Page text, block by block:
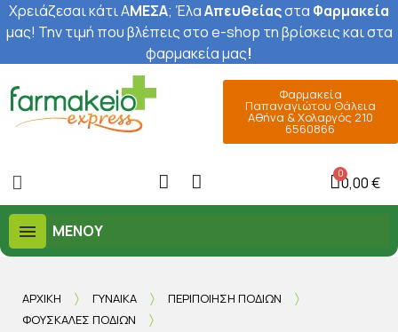
Χρειάζεσαι κάτι ΑΜΕΣΑ; ΈλαΑπευθείαςστα Φαρμακεία
μας! Την τιμή που βλέπεις στο e-shop τη βρίσκεις και στα
φαρμακεία μας!
Φαρμακεία
Παπαναγιώτου Θάλεια
Αθήνα & Χολαργός 210
6560866
0,00 €
ΜΕΝΟΎ
ΑΡΧΙΚΉ ΓΥΝΑΊΚΑ
ΠΕΡΙΠΟΊΗΣΗ ΠΟΔΙΏΝ
ΦΟΥΣΚΆΛΕΣ ΠΟΔΙΏΝ